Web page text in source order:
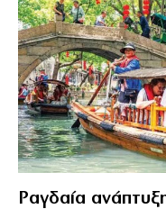
Ραγδαία